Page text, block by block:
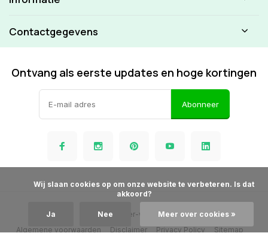
Contactgegevens
Ontvang als eerste updates en hoge kortingen
Abonneer
Algemene voorwaarden Disclaimer Privacy Policy Sitemap
© Beamer-winkel.nl
akkoord?
Ja Nee Meer over cookies »